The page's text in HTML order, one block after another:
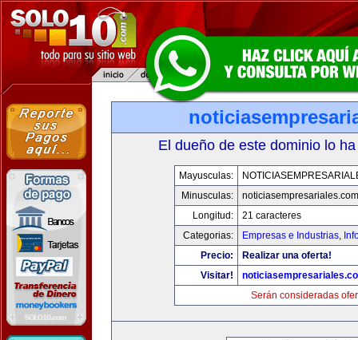
El dueño de este dominio lo
Mayusculas:
Minusculas:
noticiasempresariales.com
Longitud:
21 caracteres
Categorias:
Empresas e Industrias,
Precio:
Realizar una oferta!
Visitar!
Serán consideradas